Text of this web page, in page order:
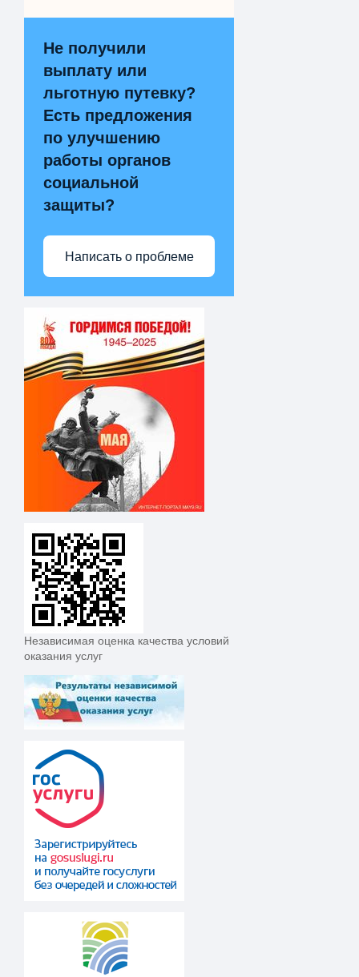
Не получили
выплату или
льготную путевку?
Есть предложения
по улучшению
работы органов
социальной
защиты?
Написать о проблеме
Независимая оценка качества условий
оказания услуг